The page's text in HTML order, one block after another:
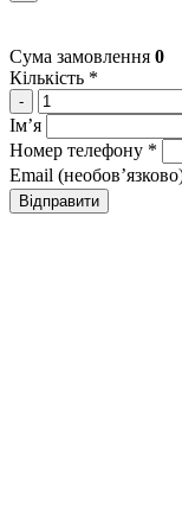
Сума замовлення 0
Кількість *
-
Імʼя
Номер телефону *
Email
Відправити